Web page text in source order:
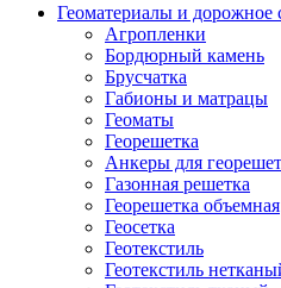
Геоматериалы и дорожное
Агропленки
Бордюрный камень
Брусчатка
Габионы и матрацы
Геоматы
Георешетка
Анкеры для
Газонная решетка
Георешетка объемная
Геосетка
Геотекстиль
Геотекстиль